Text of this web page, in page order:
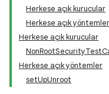
Herkese açık kurucular
Herkese açık yöntemler
Herkese açık kurucular
Herkese açık yöntemler
setUpUnroot